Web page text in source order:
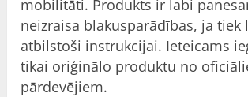
mobilitāti. Produkts ir labi
neizraisa blakusparādības, ja tiek
atbilstoši instrukcijai. Ieteicams
tikai oriģinālo produktu no
pārdevējiem.